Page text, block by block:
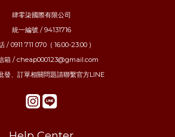
肆零柒國際有限公司
統一編號 / 94131716
/ 0911 711 070 ( 16:00-23:00 )
箱 / cheap000123@gmail.com
發、訂單相關問題請聯繫官方LINE